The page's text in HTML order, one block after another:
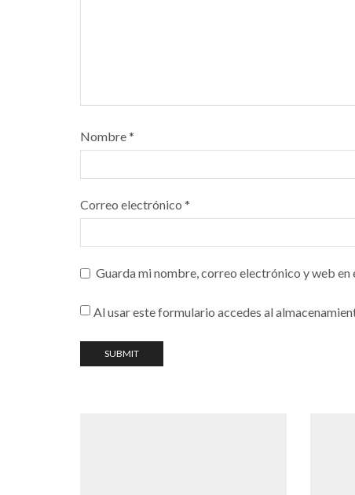
Nombre*
Correo electrónico *
Guarda mi nombre, correo electrónico y web
Al usar este formulario accedes al